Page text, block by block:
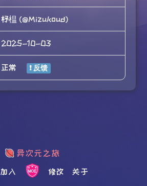
杼榅 (@Mizukoud)
2025-10-03
正常
加入 修改 关于